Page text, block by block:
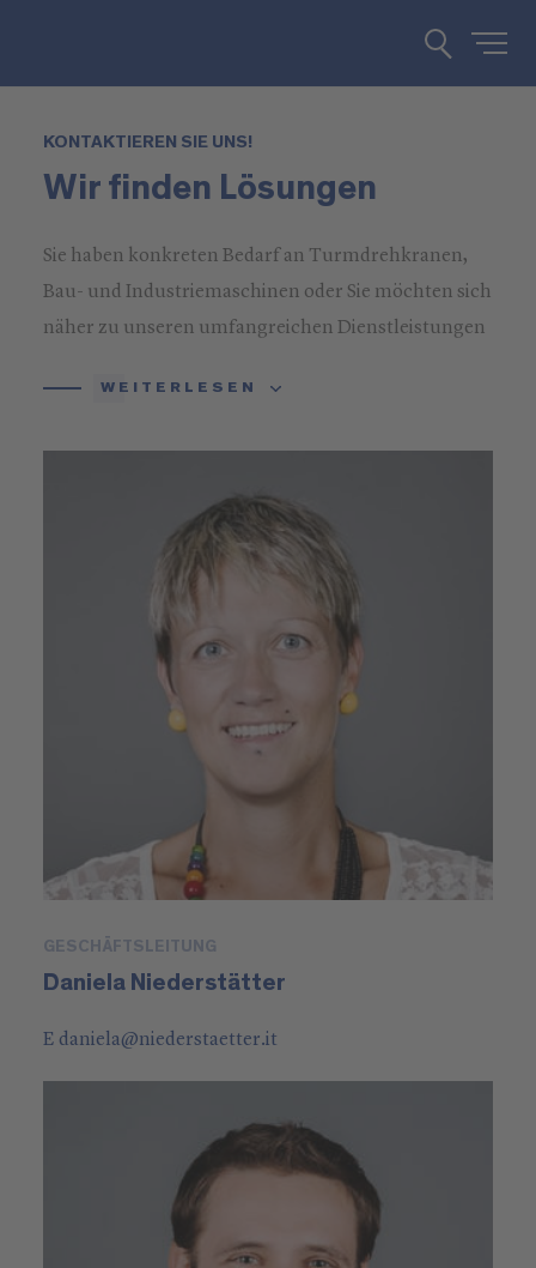
KONTAKTIEREN SIE UNS!
Wir finden Lösungen
Sie haben konkreten Bedarf an Turmdrehkranen,
Bau- und Industriemaschinen oder Sie möchten sich
näher zu unseren umfangreichen Dienstleistungen
WEITERLESEN
GESCHÄFTSLEITUNG
Daniela Niederstätter
E daniela@niederstaetter.it